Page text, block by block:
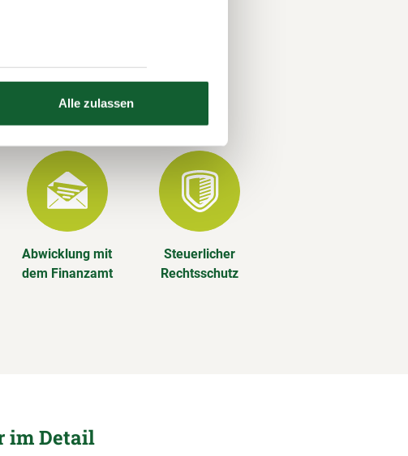
Alle zulassen
Als
ganze Jahr
Abwicklung mit
dem Finanzamt
Steuerlicher
Rechtsschutz
im Detail